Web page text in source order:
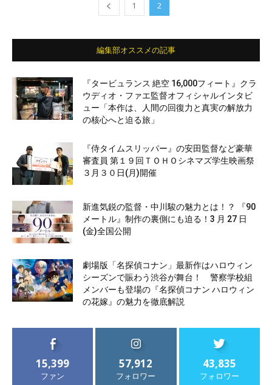
1 2
編集部オススメの記事
『タービュランス 絶空 16,000フィート』クラ
ウディオ・ファエ監督オフィシャルインタビ
ュー「本作は、人間の回復力と真実の解放力
の核心へと迫る旅」
『侍タイムスリッパー』の安田監督など豪華
審査員 第１９回ＴＯＨＯシネマズ学生映画祭
３月３０日(月)開催
新進気鋭の監督・中川駿の魅力とは！？ 『90
メートル』制作の裏側にも迫る！3 月 27 日
(金)全国公開
劇場版「名探偵コナン」最新作はハロウィン
シーズンで賑わう渋谷が舞台！ 警察学校組
メンバーも登場の『名探偵コナン ハロウィン
の花嫁』の魅力を徹底解説
15,399
ファン
57,912
フォロワー
43,835
フォロワー